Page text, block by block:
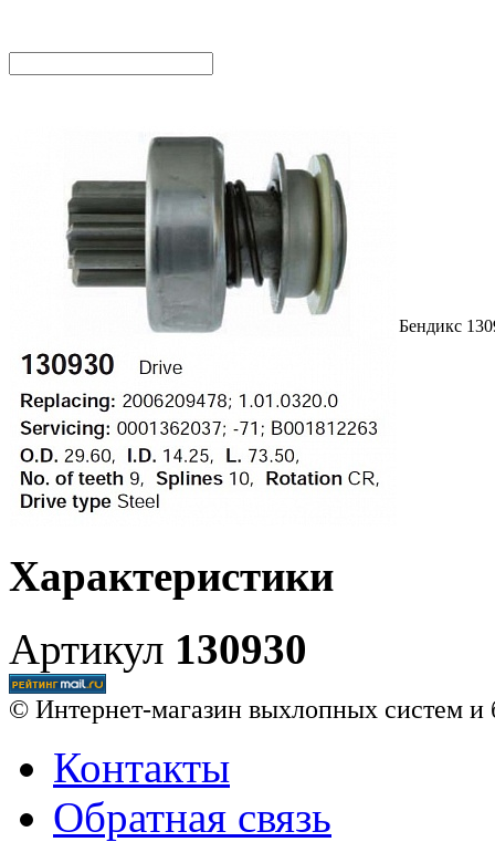
Бендикс
Характеристики
Артикул 130930
© Интернет-магазин выхлопных систем и
Контакты
Обратная связь